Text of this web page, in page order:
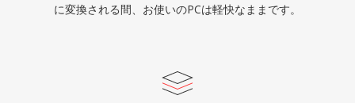
に変換される間、お使いのPCは軽快なままです。